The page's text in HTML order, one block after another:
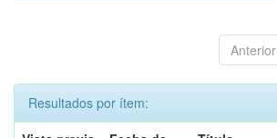
Anterior
Resultados por ítem: